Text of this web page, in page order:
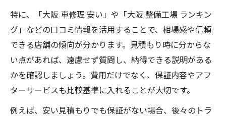
特に、「大阪 車修理 安い」や「大阪 整備工場 ランキン
グ」などの口コミ情報を活用することで、相場感や信頼
できる店舗の傾向が分かります。見積もり時に分からな
い点があれば、遠慮せず質問し、納得できる説明がある
かを確認しましょう。費用だけでなく、保証内容やアフ
ターサービスも比較基準に入れることが大切です。
例えば、安い見積もりでも保証がない場合、後々のトラ